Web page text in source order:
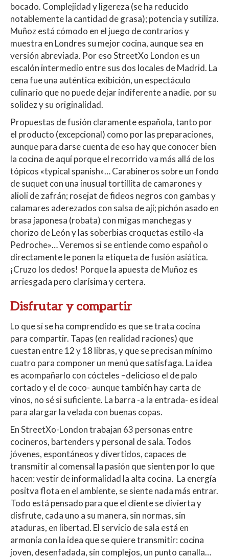
bocado. Complejidad y ligereza (se ha reducido
notablemente la cantidad de grasa); potencia y sutiliza.
Muñoz está cómodo en el juego de contrarios y
muestra en Londres su mejor cocina, aunque sea en
versión abreviada. Por eso StreetXo London es un
escalón intermedio entre sus dos locales de Madrid. La
cena fue una auténtica exibición, un espectáculo
culinario que no puede dejar indiferente a nadie. por su
solidez y su originalidad.
Propuestas de fusión claramente española, tanto por
el producto (excepcional) como por las preparaciones,
aunque para darse cuenta de eso hay que conocer bien
la cocina de aquí porque el recorrido va más allá de los
tópicos «typical spanish»… Carabineros sobre un fondo
de suquet con una inusual tortillita de camarones y
alioli de zafrán; rosejat de fideos negros con gambas y
calamares aderezados con salsa de ají; pichón asado en
brasa japonesa (robata) con migas manchegas y
chorizo de León y las soberbias croquetas estilo «la
Pedroche»… Veremos si se entiende como español o
directamente le ponen la etiqueta de fusión asiática.
¡Cruzo los dedos! Porque la apuesta de Muñoz es
arriesgada pero clarísima y certera.
Disfrutar y compartir
Lo que sí se ha comprendido es que se trata cocina
para compartir. Tapas (en realidad raciones) que
cuestan entre 12 y 18 libras, y que se precisan mínimo
cuatro para componer un menú que satisfaga. La idea
es acompañarlo con cócteles –delicioso el de palo
cortado y el de coco- aunque también hay carta de
vinos, no sé si suficiente. La barra -a la entrada- es ideal
para alargar la velada con buenas copas.
En StreetXo-London trabajan 63 personas entre
cocineros, bartenders y personal de sala. Todos
jóvenes, espontáneos y divertidos, capaces de
transmitir al comensal la pasión que sienten por lo que
hacen: vestir de informalidad la alta cocina. La energía
positva flota en el ambiente, se siente nada más entrar.
Todo está pensado para que el cliente se divierta y
disfrute, cada uno a su manera, sin normas, sin
ataduras, en libertad. El servicio de sala está en
armonía con la idea que se quiere transmitir: cocina
joven, desenfadada, sin complejos, un punto canalla…